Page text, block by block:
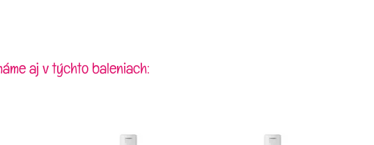
aj v týchto baleniach: